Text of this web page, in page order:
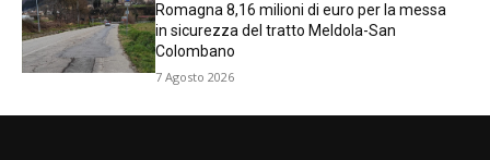
Romagna 8,16 milioni di euro per la messa
in sicurezza del tratto Meldola-San
Colombano
7 Agosto 2026